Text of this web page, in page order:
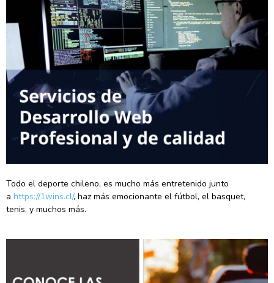
Todo el deporte chileno, es mucho más entretenido junto
a https://1wins.cl/, haz más emocionante el fútbol, el basquet,
tenis, y muchos más.